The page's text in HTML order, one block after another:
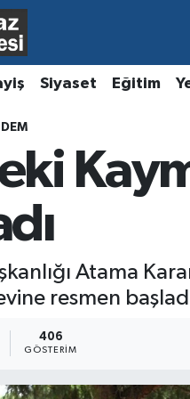
Siyaset Eğitim
Atama
resmen
406
GÖSTERIM
ve Fikstür